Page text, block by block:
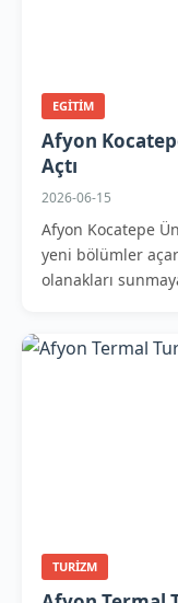
EGITIM
Afyon
Açtı
2026-06-15
Afyon Kocatepe
yeni bölümler
olanakları
TURIZM